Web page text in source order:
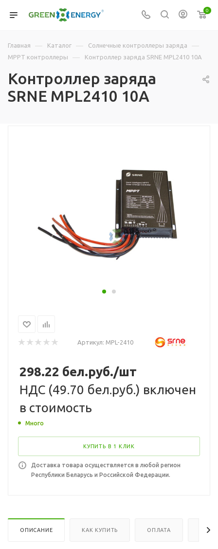
0
Главная — Каталог — Солнечные контроллеры заряда —
MPPT контроллеры — Контроллер заряда SRNE MPL2410 10А
Контроллер заряда
SRNE MPL2410 10А
Артикул: MPL-2410
298.22 бел.руб./шт
НДС (49.70 бел.руб.) включен
в стоимость
Много
КУПИТЬ В 1 КЛИК
Доставка товара осуществляется в любой регион
Республики Беларусь и Российской Федерации.
ОПИСАНИЕ КАК КУПИТЬ ОПЛАТА